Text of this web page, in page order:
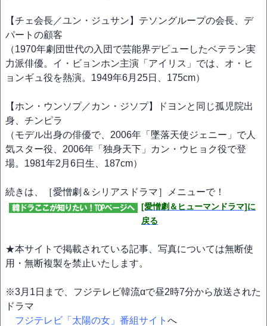
【チェ会長／ユン・ジュサン】テソングループの会長、デ
パートの顧客
（1970年劇団世代の入団で芸能界デビューしたベテラン実
力派俳優。イ・ビョンホン主演「アイリス」では、オ・ヒ
ョンギュ役を熱演。1949年6月25日、175cm）
【ホン・ウンソプ／カン・ジソプ】ドヨンと同じ孤児院出
身、チンピラ
（モデル出身の俳優で、2006年「墜落天使ジェニー」で人
気スター役、2006年「独身天下」カン・ウヒョク役で登
場。1981年2月6日生、187cm）
続きは、［愛憎劇＆シリアスドラマ］メニューで！
[愛憎劇＆ヒューマンドラマ]に
戻る
★本サイトで掲載されている記事、写真については無断使
用・無断複製を禁止いたします。
※3月1日まで、フジテレビ韓流αで昼2時7分から放送された
ドラマ
フジテレビ「太陽の女」番組サイト へ